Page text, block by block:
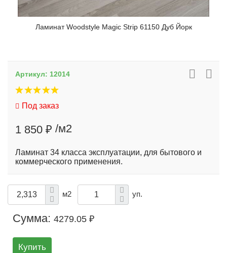
Ламинат Woodstyle Magic Strip 61150 Дуб Йорк
Артикул: 12014
Под заказ
1 850 ₽ /м2
Ламинат 34 класса эксплуатации, для бытового и
коммерческого применения.
м2 уп.
Сумма: 4279.05 ₽
Купить